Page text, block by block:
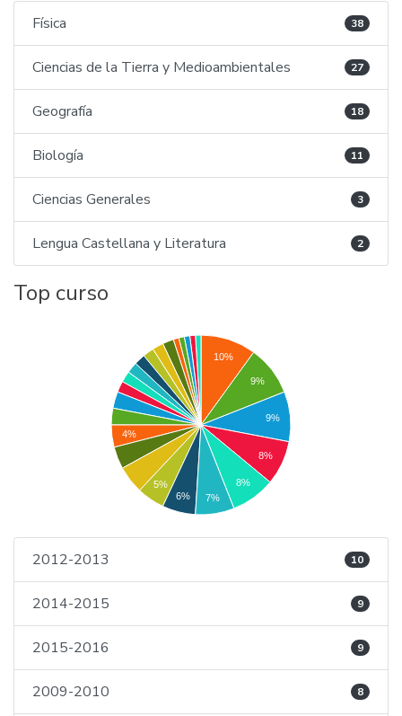
Física 38
Ciencias de la Tierra y Medioambientales 27
Geografía 18
Biología 11
Ciencias Generales 3
Lengua Castellana y Literatura 2
Top curso
10%
9%
9%
8%
8%
4%
5%
6%
7%
2012-2013 10
2014-2015 9
2015-2016 9
2009-2010 8